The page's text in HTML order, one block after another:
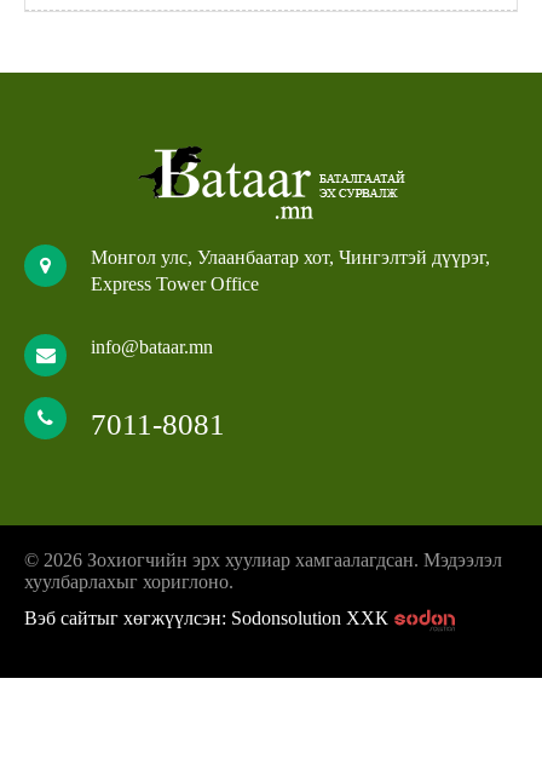
Монгол улс, Улаанбаатар хот, Чингэлтэй дүүрэг,
Express Tower Office
info@bataar.mn
7011-8081
© 2026 Зохиогчийн эрх хуулиар хамгаалагдсан. Мэдээлэл
хуулбарлахыг хориглоно.
Вэб сайтыг хөгжүүлсэн: Sodonsolution ХХК